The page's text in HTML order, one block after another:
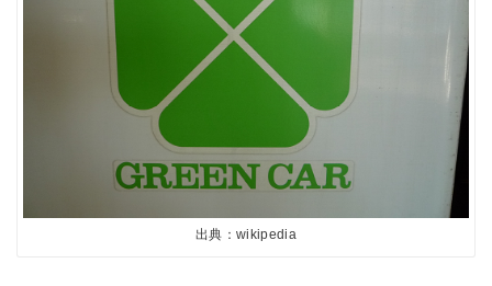
出典：wikipedia